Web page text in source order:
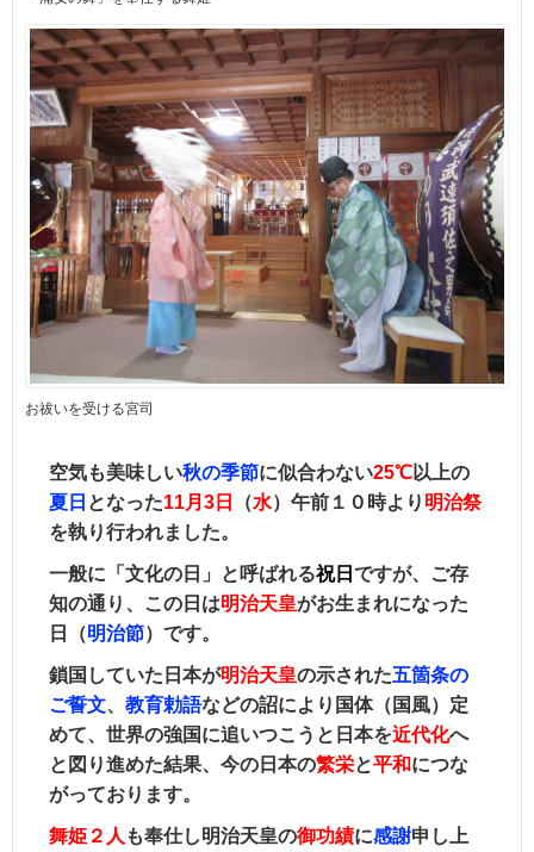
お祓いを受ける宮司
空気も美味しい秋の季節に似合わない25℃以上の
夏日 となった11月3日 （水）午前１０時より 明治祭
を執り行われました。
一般に「文化の日」と呼ばれる祝日 ですが、ご存
知の通り、この日は明治天皇がお生まれになった
日（明治節）です。
鎖国していた日本が明治天皇の示された五箇条の
ご誓文、 教育勅語などの詔により国体（国風）定
めて、世界の強国に追いつこうと日本を近代化へ
と図り進めた結果、今の日本の繁栄と平和につな
がっております。
舞姫２人 も奉仕し明治天皇の御功績に感謝申し上